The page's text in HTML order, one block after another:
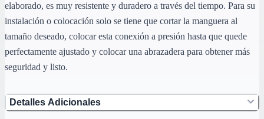
elaborado, es muy resistente y duradero a través del tiempo. Para su
instalación o colocación solo se tiene que cortar la manguera al
tamaño deseado, colocar esta conexión a presión hasta que quede
perfectamente ajustado y colocar una abrazadera para obtener más
seguridad y listo.
Detalles Adicionales